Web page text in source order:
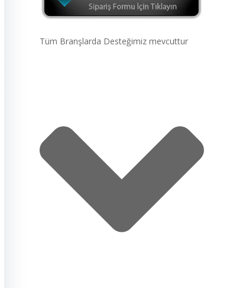
Tüm Branşlarda Desteğimiz mevcuttur